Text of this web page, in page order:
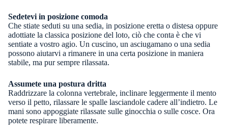
Sedetevi in posizione comoda
Che stiate seduti su una sedia, in posizione eretta o distesa oppure
adottiate la classica posizione del loto, ciò che conta è che vi
sentiate a vostro agio. Un cuscino, un asciugamano o una sedia
possono aiutarvi a rimanere in una certa posizione in maniera
stabile, ma pur sempre rilassata.
Assumete una postura dritta
Raddrizzare la colonna vertebrale, inclinare leggermente il mento
verso il petto, rilassare le spalle lasciandole cadere all’indietro. Le
mani sono appoggiate rilassate sulle ginocchia o sulle cosce. Ora
potete respirare liberamente.